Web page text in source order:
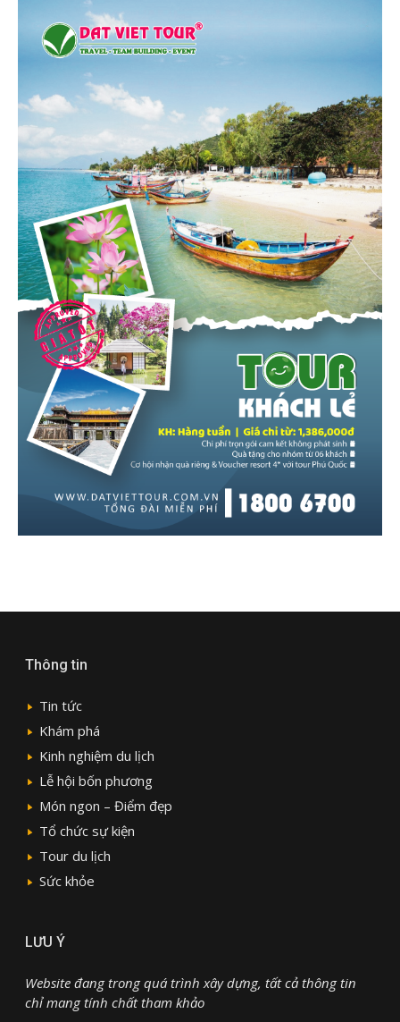
Thông tin
Tin tức
Khám phá
Kinh nghiệm du lịch
Lễ hội bốn phương
Món ngon – Điểm đẹp
Tổ chức sự kiện
Tour du lịch
Sức khỏe
LƯU Ý
Website đang trong quá trình xây dựng, tất cả thông tin
chỉ mang tính chất tham khảo